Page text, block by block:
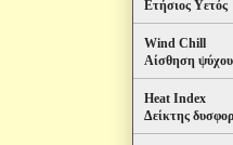
Ετήσιος Υετός
Wind Chill
Αίσθηση
Heat Index
Δείκτης